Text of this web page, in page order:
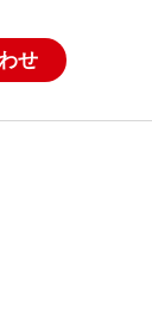
せ